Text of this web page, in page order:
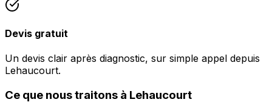
Devis gratuit
Un devis clair après diagnostic, sur simple appel depuis
Lehaucourt.
Ce que nous traitons à Lehaucourt